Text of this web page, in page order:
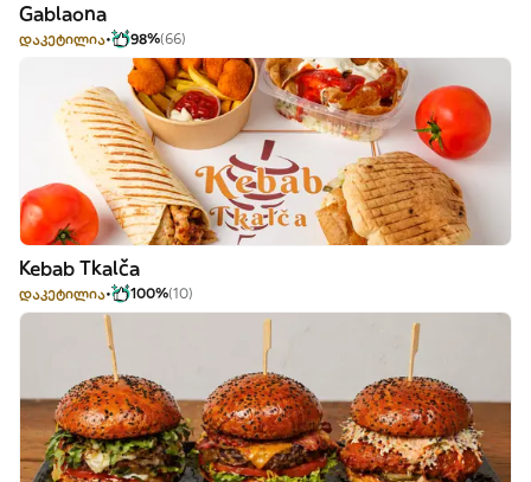
Gablaona
დაკეტილია 98%(66)
Kebab Tkalča
დაკეტილია 100%(10)